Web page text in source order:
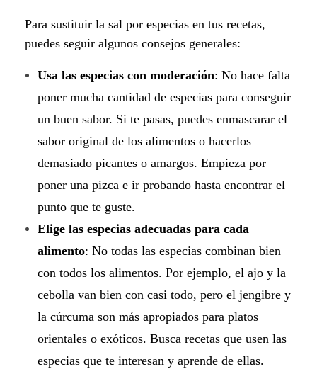
Para sustituir la sal por especias en tus recetas,
puedes seguir algunos consejos generales:
Usa las especias con moderación: No hace falta
poner mucha cantidad de especias para conseguir
un buen sabor. Si te pasas, puedes enmascarar el
sabor original de los alimentos o hacerlos
demasiado picantes o amargos. Empieza por
poner una pizca e ir probando hasta encontrar el
punto que te guste.
Elige las especias adecuadas para cada
alimento: No todas las especias combinan bien
con todos los alimentos. Por ejemplo, el ajo y la
cebolla van bien con casi todo, pero el jengibre y
la cúrcuma son más apropiados para platos
orientales o exóticos. Busca recetas que usen las
especias que te interesan y aprende de ellas.